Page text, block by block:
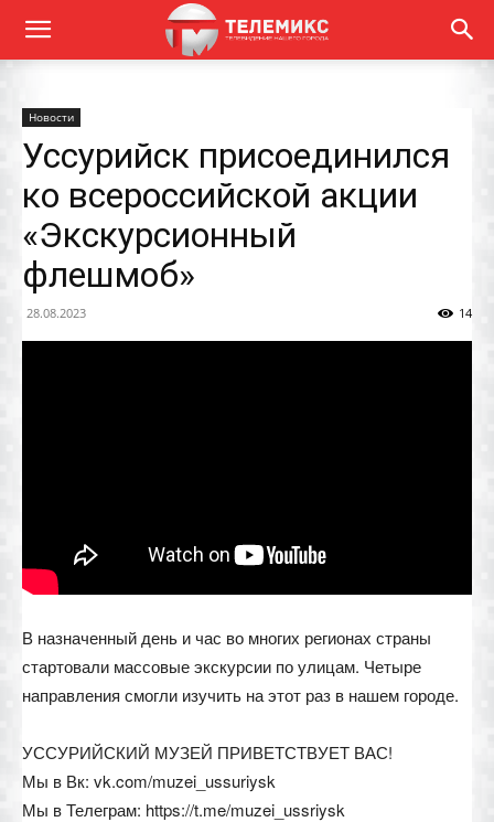
Новости
Уссурийск присоединился
ко всероссийской акции
«Экскурсионный
флешмоб»
28.08.2023 14
В назначенный день и час во многих регионах страны
стартовали массовые экскурсии по улицам. Четыре
направления смогли изучить на этот раз в нашем городе.
УССУРИЙСКИЙ МУЗЕЙ ПРИВЕТСТВУЕТ ВАС!
Мы в Вк: vk.com/muzei_ussuriysk
Мы в Телеграм: https://t.me/muzei_ussriysk